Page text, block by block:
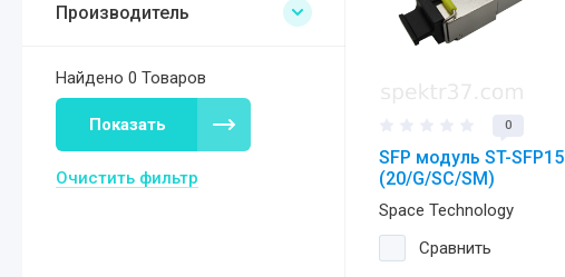
Производитель
Найдено 0 Товаров
Показать
Очистить фильтр
0
SFP модуль ST-
(20/G/SC/SM)
Space Technology
Сравнить